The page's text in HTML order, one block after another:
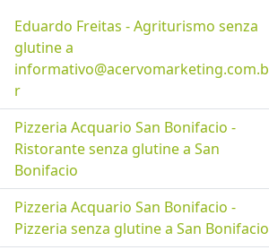
Eduardo Freitas - Agriturismo senza
glutine a
informativo@acervomarketing.com.b
r
Pizzeria Acquario San Bonifacio -
Ristorante senza glutine a San
Bonifacio
Pizzeria Acquario San Bonifacio -
Pizzeria senza glutine a San Bonifacio